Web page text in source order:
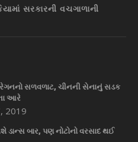
સરકારની વચગાળાની
સળવળાટ, ચીનની સેનાનું સડક
આરે
2019
ડાન્સ બાર, પણ નોટોનો વરસાદ થઈ